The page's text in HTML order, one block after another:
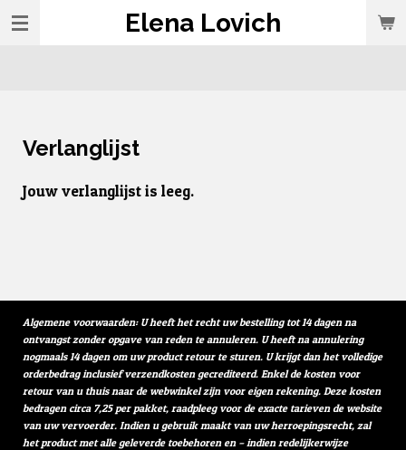
Ga
direct
Elena Lovich
Verlanglijst
Jouw verlanglijst is leeg.
Algemene voorwaarden: U heeft het recht uw bestelling tot 14 dagen na
ontvangst zonder opgave van reden te annuleren. U heeft na annulering
nogmaals 14 dagen om uw product retour te sturen. U krijgt dan het volledige
orderbedrag inclusief verzendkosten gecrediteerd. Enkel de kosten voor
retour van u thuis naar de webwinkel zijn voor eigen rekening. Deze kosten
bedragen circa 7,25 per pakket, raadpleeg voor de exacte tarieven de website
van uw vervoerder. Indien u gebruik maakt van uw herroepingsrecht, zal
het product met alle geleverde toebehoren en – indien redelijkerwijze